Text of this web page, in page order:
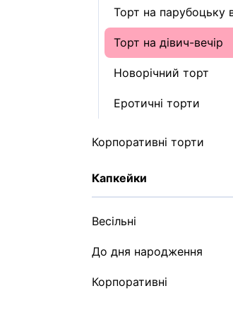
Торт на дівич-вечір
Новорічний торт
Eротичні торти
Корпоративні торти
Капкейки
Весільні
До дня народження
Корпоративні